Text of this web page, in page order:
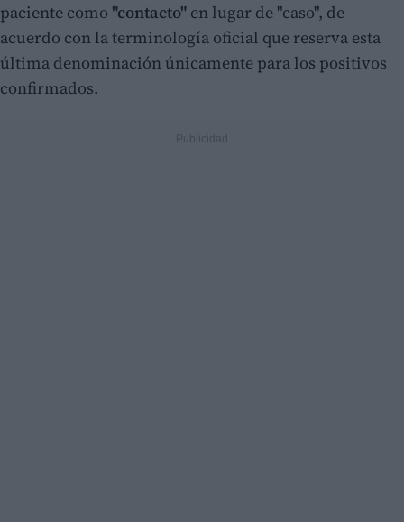
paciente como "contacto" en lugar de "caso", de
acuerdo con la terminología oficial que reserva esta
última denominación únicamente para los positivos
confirmados.